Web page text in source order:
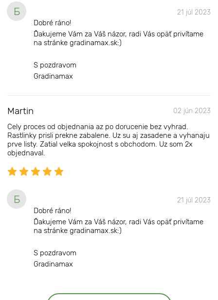
Б 21 júl 2023
Dobré ráno!
Ďakujeme Vám za Váš názor, radi Vás opäť privítame
na stránke gradinamax.sk:)
S pozdravom
Gradinamax
Martin 02 jún 2023
Cely proces od objednania az po dorucenie bez vyhrad.
Rastlinky prisli prekne zabalene. Uz su aj zasadene a vyhanaju
prve listy. Zatial velka spokojnost s obchodom. Uz som 2x
objednaval.
Б 21 júl 2023
Dobré ráno!
Ďakujeme Vám za Váš názor, radi Vás opäť privítame
na stránke gradinamax.sk:)
S pozdravom
Gradinamax